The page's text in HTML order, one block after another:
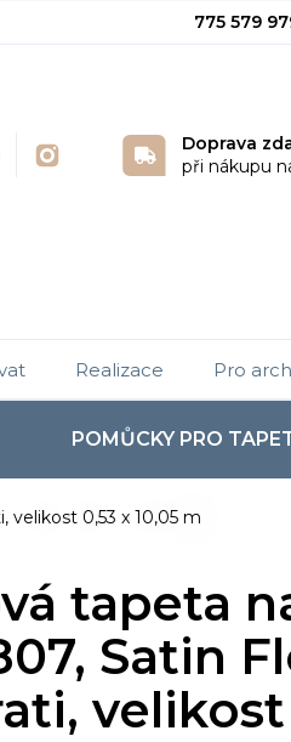
775 579
Doprava
při nákupu
POMŮCKY PRO
Realizace Pro
velikost 0,53 x 10,05 m
tapeta
Satin
velikost